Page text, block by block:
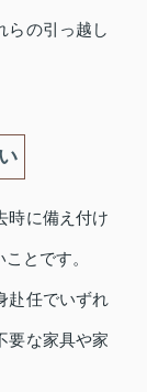
らの引っ越し
時に備え付け
とです。
赴任でいずれ
要な家具や家